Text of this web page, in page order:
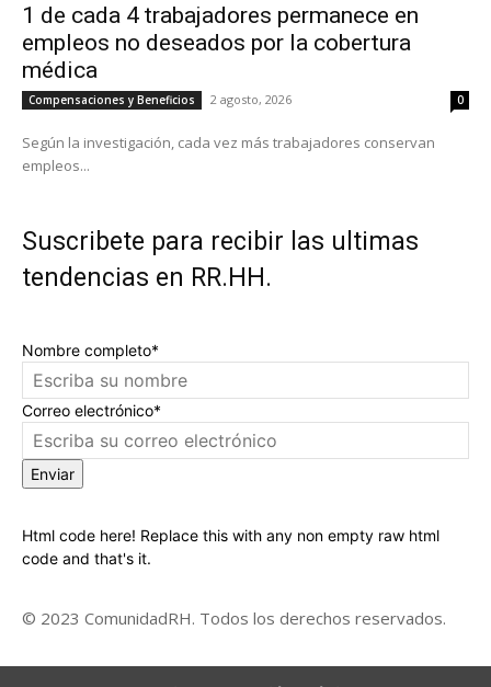
1 de cada 4 trabajadores permanece en
empleos no deseados por la cobertura
médica
Compensaciones y Beneficios 2 agosto, 2026 0
Según la investigación, cada vez más trabajadores conservan
empleos...
Suscribete para recibir las ultimas
tendencias en RR.HH.
Nombre completo*
Correo electrónico*
Enviar
Html code here! Replace this with any non empty raw html
code and that's it.
© 2023 ComunidadRH. Todos los derechos reservados.